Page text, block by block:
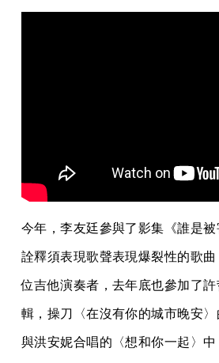
今年，李友廷參與了影集《誰是被
詮釋須表現歌聲表現爆裂性的歌
位吉他演奏者，去年底也參加了
輯，操刀〈在沒有你的城市晚安〉
與洪安妮合唱的〈想和你一起〉